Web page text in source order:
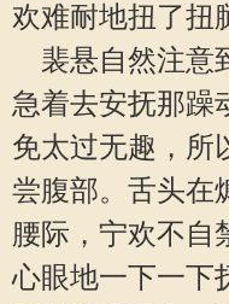
欢难耐地扭了
裴悬自然注意
急着去安抚那躁
免太过无趣，所
尝腹部。舌头在
腰际，宁欢不自
心眼地一下一下